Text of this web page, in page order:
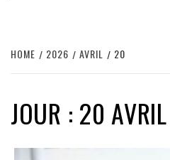
HOME 2026 AVRIL 20
JOUR : 20